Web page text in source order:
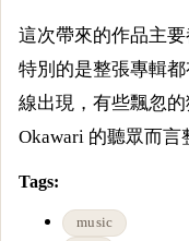
這次帶來的作品主
特別的是整張專輯
線出現，有些飄忽
Okawari 的聽眾而言
Tags:
music